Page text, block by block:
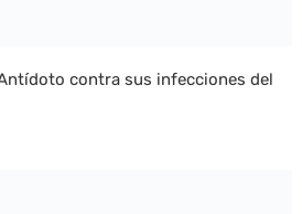
contra sus infecciones del